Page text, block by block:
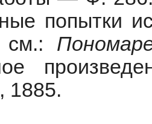
попытки
см.:
1885.